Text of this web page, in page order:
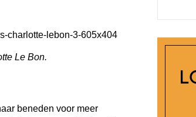
Le Bon.
beneden voor meer